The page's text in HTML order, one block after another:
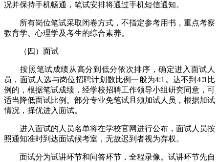
况并保持手机畅通，笔试安排将通过手机短信通知。
所有岗位笔试采取闭卷方式，不指定参考用书，重点考察
教育学、心理学及考生的综合素养。
（四）面试
按照笔试成绩从高分到低分依次排序，确定进入面试人
员，面试人选与岗位招聘计划数比例一般为4:1。达不到4∶1比
例的，根据笔试成绩，经学校招聘工作领导小组研究同意，可
适当降低面试比例。部分专业免笔试且须加试人员，根据加试
情况，择优进入面试。
进入面试的人员名单将在学校官网进行公布，面试人员按
照通知准时到达面试候考室，无故迟到者视为弃权。
面试分为试讲环节和问答环节，全程录像。试讲环节先自